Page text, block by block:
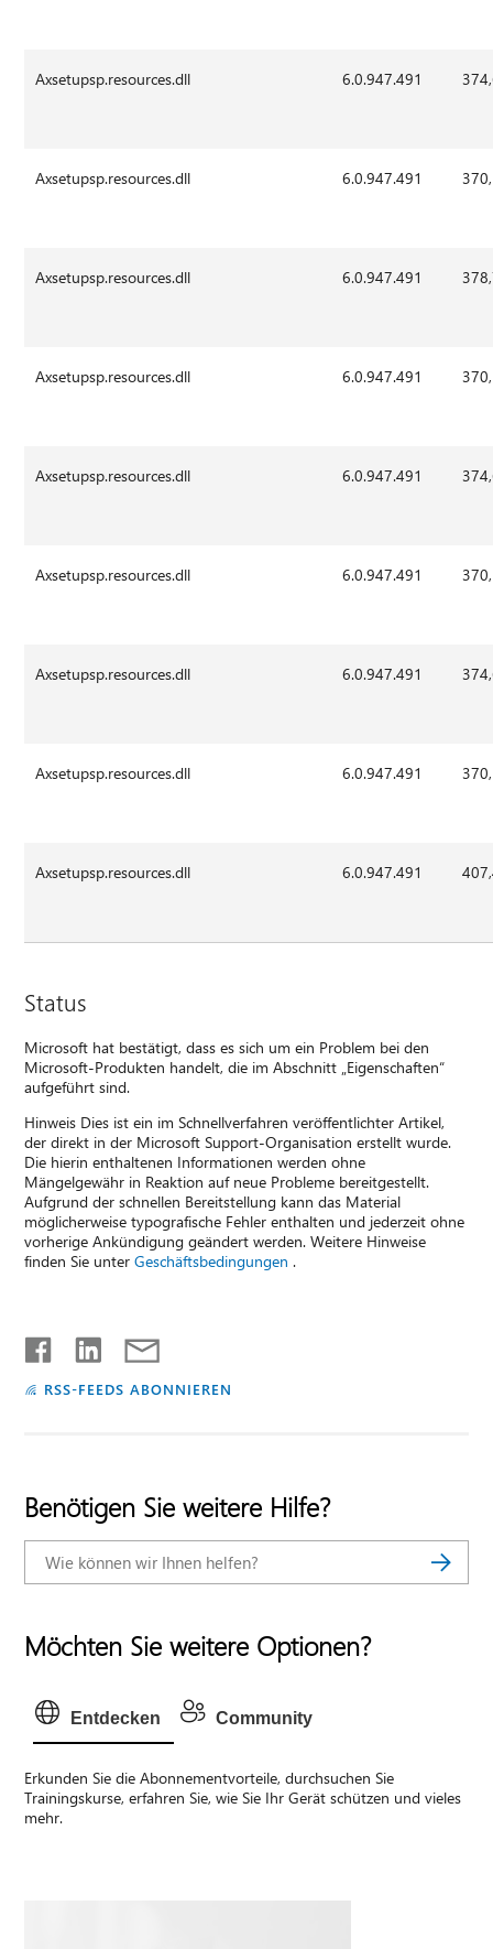
Axsetupsp.resources.dll 6.0.947.491
Axsetupsp.resources.dll 6.0.947.491
Axsetupsp.resources.dll 6.0.947.491
Axsetupsp.resources.dll 6.0.947.491
Axsetupsp.resources.dll 6.0.947.491
Axsetupsp.resources.dll 6.0.947.491
Axsetupsp.resources.dll 6.0.947.491
Axsetupsp.resources.dll 6.0.947.491
Axsetupsp.resources.dll 6.0.947.491
Status
Microsoft hat bestätigt, dass es sich um ein Problem bei den
Microsoft-Produkten handelt, die im Abschnitt „Eigenschaften“
aufgeführt sind.
Hinweis Dies ist ein im Schnellverfahren veröffentlichter Artikel,
der direkt in der Microsoft Support-Organisation erstellt wurde.
Die hierin enthaltenen Informationen werden ohne
Mängelgewähr in Reaktion auf neue Probleme bereitgestellt.
Aufgrund der schnellen Bereitstellung kann das Material
möglicherweise typografische Fehler enthalten und jederzeit ohne
vorherige Ankündigung geändert werden. Weitere Hinweise
finden Sie unterGeschäftsbedingungen .
RSS-FEEDS ABONNIEREN
Benötigen Sie weitere Hilfe?
Möchten Sie weitere Optionen?
Entdecken Community
Erkunden Sie die Abonnementvorteile, durchsuchen Sie
Trainingskurse, erfahren Sie, wie Sie Ihr Gerät schützen und vieles
mehr.